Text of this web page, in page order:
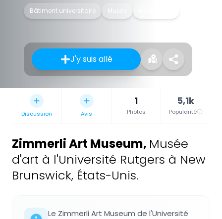
Bâtiment universitaire Musée
J'y suis allé
Discussion Avis
1
Photos
5,1k
Popularité
Zimmerli Art Museum, Musée
d'art à l'Université Rutgers à New
Brunswick, États-Unis.
Le Zimmerli Art Museum de l'Université